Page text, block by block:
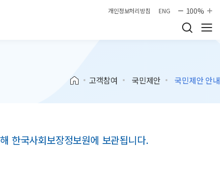
개인정보처리방침 ENG 100%
고객참여 국민제안 국민제안 안내
한국사회보장정보원에 보관됩니다.